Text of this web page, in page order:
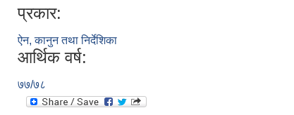
प्रकार:
ऐन, कानुन तथा निर्देशिका
आर्थिक वर्ष:
७७/७८